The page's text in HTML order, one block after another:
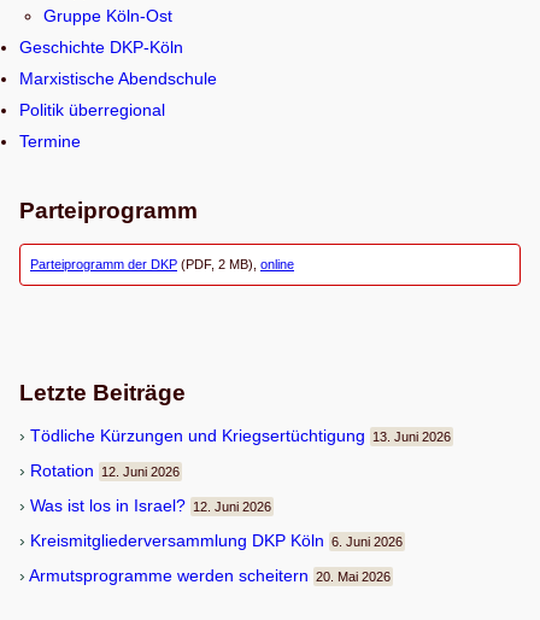
e
n
Gruppe Köln-Ost
Geschichte DKP-Köln
Marxistische Abendschule
Politik überregional
Termine
Parteiprogramm
Parteiprogramm der DKP (PDF, 2 MB), online
Letzte Beiträge
Töd­li­che Kür­zun­gen und Kriegsertüchtigung 13. Juni 2026
Rota­tion 12. Juni 2026
Was ist los in Israel? 12. Juni 2026
Kreis­mit­glie­der­ver­samm­lung DKP Köln 6. Juni 2026
Armuts­pro­gramme wer­den scheitern 20. Mai 2026